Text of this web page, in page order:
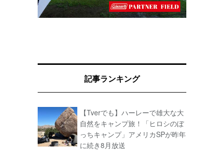
記事ランキング
【Tverでも】ハーレーで雄大な大
自然をキャンプ旅！「ヒロシのぼ
っちキャンプ」アメリカSPが昨年
に続き8月放送